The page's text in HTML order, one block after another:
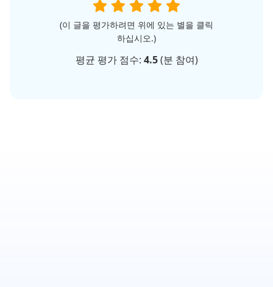
(이 글을 평가하려면 위에 있는 별을 클릭
하십시오.)
평균 평가 점수: 4.5(분 참여)